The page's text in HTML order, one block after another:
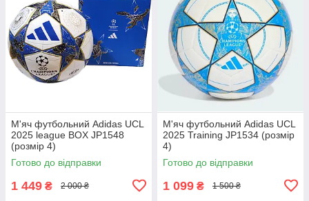
М'яч футбольний Adidas UCL
2025 league BOX JP1548
(розмір 4)
Готово до відправки
1 449 ₴ 2 000 ₴
М'яч футбольний Adidas UCL
2025 Training JP1534 (розмір
4)
Готово до відправки
1 099 ₴ 1 500 ₴